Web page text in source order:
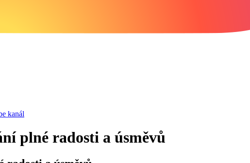
kanál
plné radosti a úsměvů